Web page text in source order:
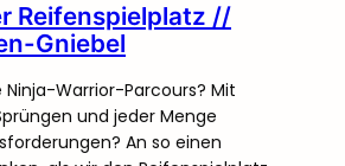
Reifenspielplatz //
Gniebel
Ninja-Warrior-Parcours? Mit
und jeder Menge
An so einen